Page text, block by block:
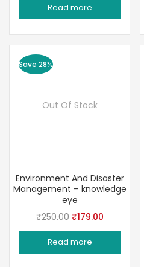
was:
Read more
Save 28%
Out Of Stock
Environment And Disaster
Management – knowledge
eye
₹250.00 Original
price
was:
₹179.00Current
price
Read more